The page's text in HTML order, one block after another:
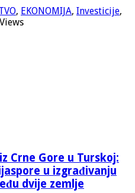
, EKONOMIJA, Investicije,
Crne Gore u Turskoj:
u izgrađivanju
dvije zemlje